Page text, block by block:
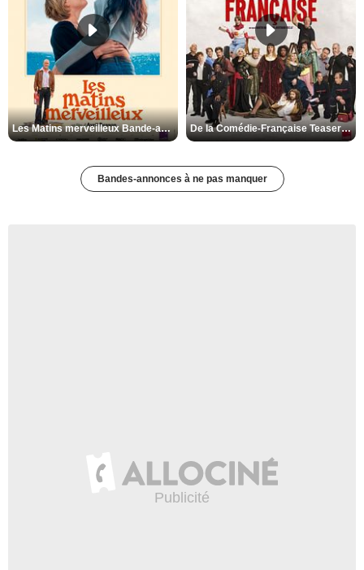
Les Matins merveilleux Bande-annonce VF De la Comédie-Française Teaser VF
Bandes-annonces à ne pas manquer